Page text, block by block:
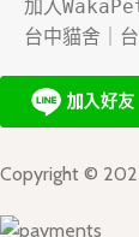
加入
台中貓舍｜
Copyright ©